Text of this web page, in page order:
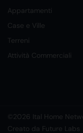
Appartamenti
Case e Ville
Terreni
Attività Commerciali
©2026 Ital Home
Creato da Future Labs